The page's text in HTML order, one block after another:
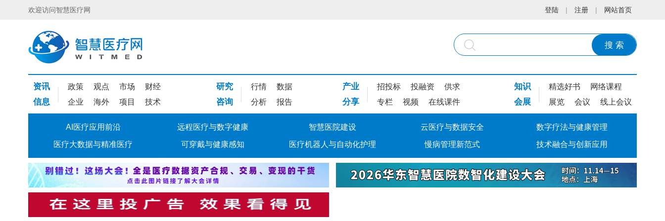
欢迎访问智慧医疗网 登陆 | 注册 | 网站首页
搜 索
资讯 政策 观点 市场 财经
信息 企业 海外 项目 技术
研究 行情 数据
咨询 分析 报告
产业 招投标 投融资 供求
分享 专栏 视频 在线课件
知识 精选好书 网络课程
会展 展览 会议 线上会议
AI医疗应用前沿 远程医疗与数字健康 智慧医院建设 云医疗与数据安全 数字疗法与健康管理
医疗大数据与精准医疗 可穿戴与健康感知 医疗机器人与自动化护理 慢病管理新范式 技术融合与创新应用